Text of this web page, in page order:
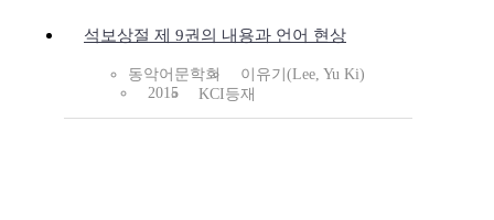
석보상절 제 9권의 내용과 언어 현상
동악어문학회
이유기(Lee, Yu Ki)
2015
KCI등재